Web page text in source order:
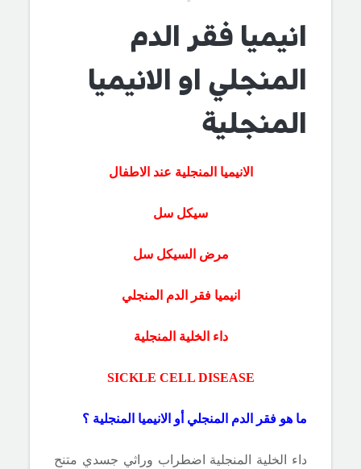
انيميا فقر الدم
المنجلي او الانيميا
المنجلية
الانيميا المنجلية عند الاطفال
سيكل سل
مرض السيكل سل
انيميا فقر الدم المنجلي
داء الخلية المنجلية
SICKLE CELL DISEASE
ما هو فقر الدم المنجلي أو الانيميا المنجلية ؟
داء الخلية المنجلية اضطراب وراثي جسدي متنح